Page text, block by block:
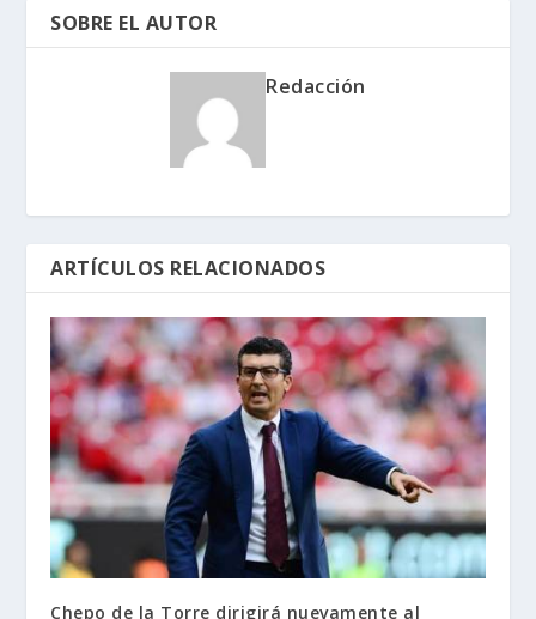
SOBRE EL AUTOR
Redacción
ARTÍCULOS RELACIONADOS
Chepo de la Torre dirigirá nuevamente al